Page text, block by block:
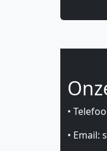
•
• Email: